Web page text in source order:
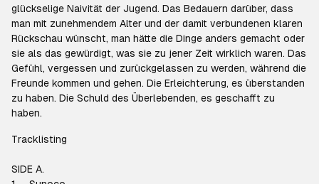
glückselige Naivität der Jugend. Das Bedauern darüber, dass
man mit zunehmendem Alter und der damit verbundenen klaren
Rückschau wünscht, man hätte die Dinge anders gemacht oder
sie als das gewürdigt, was sie zu jener Zeit wirklich waren. Das
Gefühl, vergessen und zurückgelassen zu werden, während die
Freunde kommen und gehen. Die Erleichterung, es überstanden
zu haben. Die Schuld des Überlebenden, es geschafft zu
haben.
Tracklisting
SIDE A.